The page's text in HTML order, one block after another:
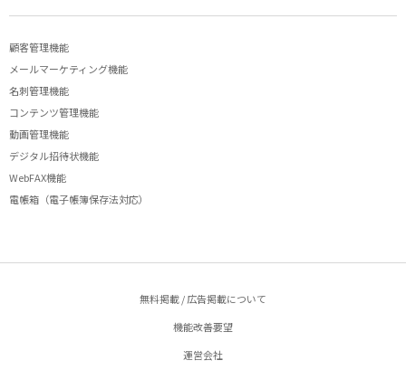
顧客管理機能
メールマーケティング機能
名刺管理機能
コンテンツ管理機能
動画管理機能
デジタル招待状機能
WebFAX機能
電帳箱（電子帳簿保存法対応）
無料掲載 / 広告掲載について
機能改善要望
運営会社